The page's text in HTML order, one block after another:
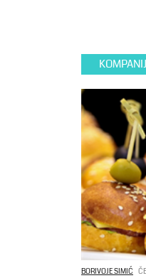
BORIVOJE SIMIĆ